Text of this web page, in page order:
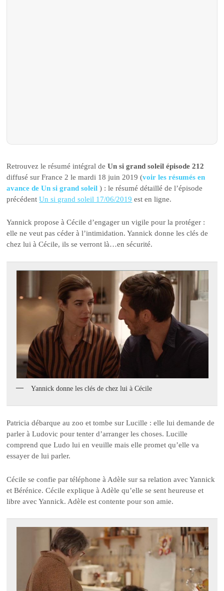
Retrouvez le résumé intégral deUn si grand soleil épisode 212
diffusé sur France 2 le mardi 18 juin 2019 (voir les résumés en
avance de Un si grand soleil ) : le résumé détaillé de l’épisode
précédentUn si grand soleil 17/06/2019 est en ligne.
Yannick propose à Cécile d’engager un vigile pour la protéger :
elle ne veut pas céder à l’intimidation. Yannick donne les clés de
chez lui à Cécile, ils se verront là…en sécurité.
Yannick donne les clés de chez lui à Cécile
Patricia débarque au zoo et tombe sur Lucille : elle lui demande de
parler à Ludovic pour tenter d’arranger les choses. Lucille
comprend que Ludo lui en veuille mais elle promet qu’elle va
essayer de lui parler.
Cécile se confie par téléphone à Adèle sur sa relation avec Yannick
et Bérénice. Cécile explique à Adèle qu’elle se sent heureuse et
libre avec Yannick. Adèle est contente pour son amie.